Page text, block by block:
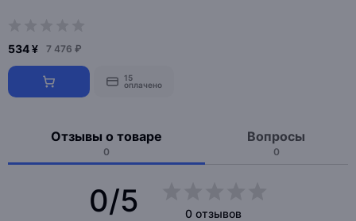
534 ¥ 7 476 ₽
15
оплачено
Отзывы о товаре
0
Вопросы
0
0/5
0 отзывов